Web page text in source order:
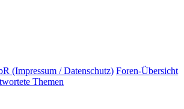
(Impressum / Datenschutz) Foren-Übersicht
Themen